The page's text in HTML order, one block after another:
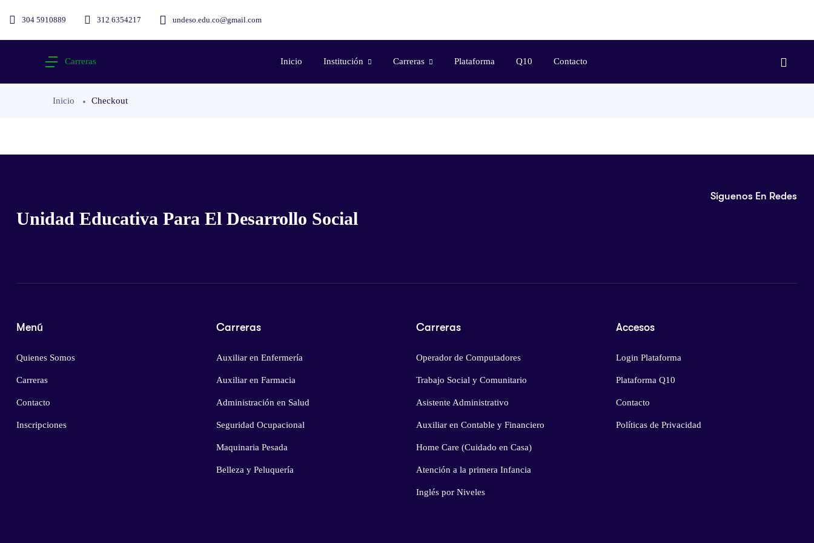
304 5910889 312 6354217 undeso.edu.co@gmail.com
Carreras Inicio Institución Carreras Plataforma Q10 Contacto
Inicio Checkout
Unidad Educativa Para El Desarrollo Social
Síguenos En Redes
Menú
Quienes Somos
Carreras
Contacto
Inscripciones
Carreras
Auxiliar en Enfermería
Auxiliar en Farmacia
Administración en Salud
Seguridad Ocupacional
Maquinaria Pesada
Belleza y Peluquería
Carreras
Operador de Computadores
Trabajo Social y Comunitario
Asistente Administrativo
Auxiliar en Contable y Financiero
Home Care (Cuidado en Casa)
Atención a la primera Infancia
Inglés por Niveles
Accesos
Login Plataforma
Plataforma Q10
Contacto
Políticas de Privacidad